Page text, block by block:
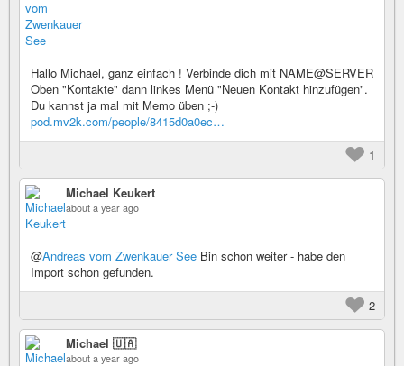
Hallo Michael, ganz einfach ! Verbinde dich mit NAME@SERVER
Oben "Kontakte" dann linkes Menü "Neuen Kontakt hinzufügen".
Du kannst ja mal mit Memo üben ;-)
pod.mv2k.com/people/8415d0a0ec…
1
Michael Keukert
about a year ago
@Andreas vom Zwenkauer See Bin schon weiter - habe den
Import schon gefunden.
2
Michael 🇺🇦
about a year ago